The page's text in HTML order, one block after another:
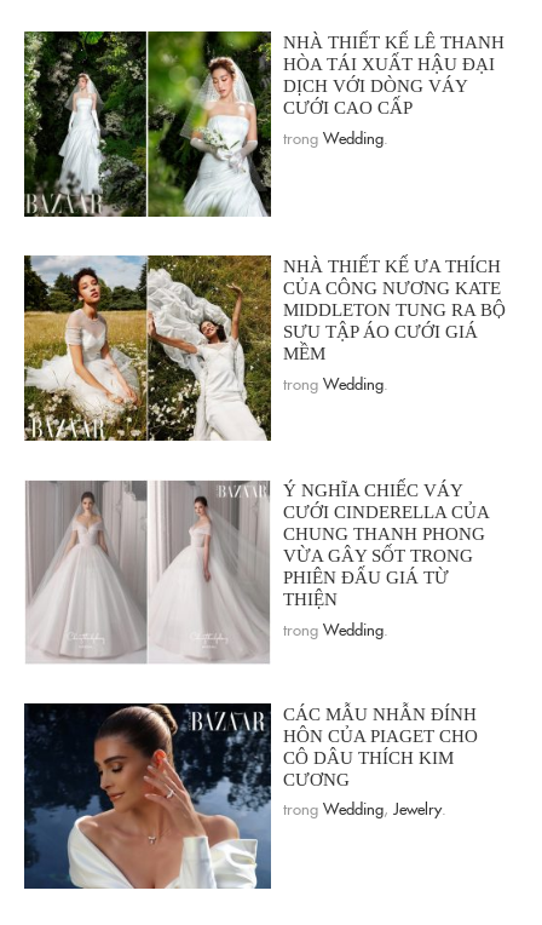
NHÀ THIẾT KẾ LÊ THANH
HÒA TÁI XUẤT HẬU ĐẠI
DỊCH VỚI DÒNG VÁY
CƯỚI CAO CẤP
trong Wedding
NHÀ THIẾT KẾ ƯA THÍCH
CỦA CÔNG NƯƠNG KATE
MIDDLETON TUNG RA BỘ
SƯU TẬP ÁO CƯỚI GIÁ
MỀM
trong Wedding
Ý NGHĨA CHIẾC VÁY
CƯỚI CINDERELLA CỦA
CHUNG THANH PHONG
VỪA GÂY SỐT TRONG
PHIÊN ĐẤU GIÁ TỪ
THIỆN
trong Wedding
CÁC MẪU NHẪN ĐÍNH
HÔN CỦA PIAGET CHO
CÔ DÂU THÍCH KIM
CƯƠNG
trong Wedding, Jewelry.